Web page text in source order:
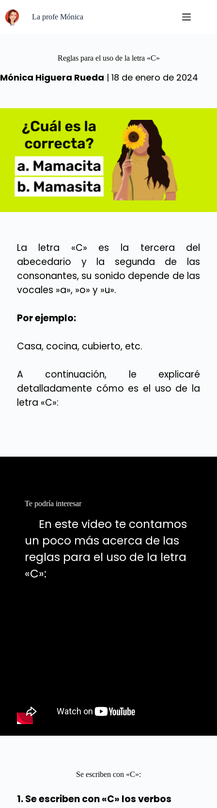
contenido
La profe Mónica
Reglas para el uso de la letra «C»
Mónica Higuera Rueda | 18 de enero de 2024
La letra «C» es la tercera del
abecedario y la segunda de las
consonantes, su sonido depende de las
vocales »a», »o» y »u».
Por ejemplo:
Casa, cocina, cubierto, etc.
A continuación, le explicaré
detalladamente cómo es el uso de la
letra «C»:
Te podría interesar
En este video te contamos
un poco más acerca de las
reglas para el uso de la letra
«C»:
Se escriben con «C»:
1. Se escriben con «C» los verbos